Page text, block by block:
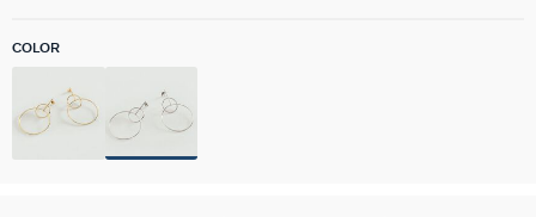
COLOR